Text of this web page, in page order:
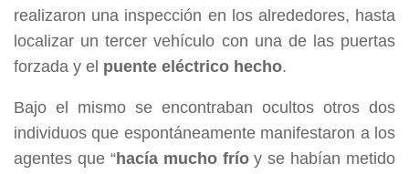
realizaron una inspección en los alrededores, hasta
localizar un tercer vehículo con una de las puertas
forzada y el puente eléctrico hecho.
Bajo el mismo se encontraban ocultos otros dos
individuos que espontáneamente manifestaron a los
agentes que “hacía mucho fríoy se habían metido